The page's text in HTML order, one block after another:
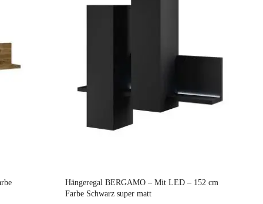
Hängeregal BERGAMO – Mit LED – 152 cm
Farbe Schwarz super matt